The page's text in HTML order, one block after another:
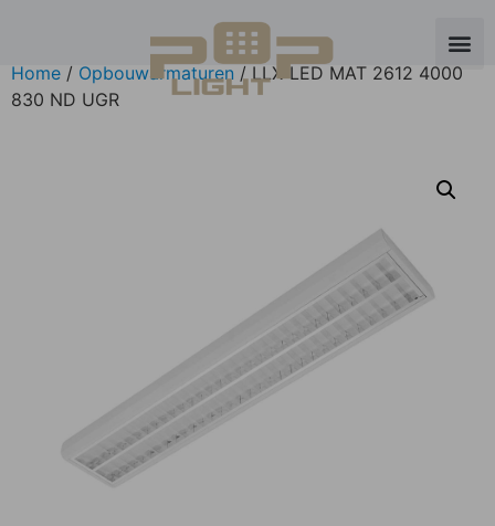
Home / Opbouwarmaturen / LLX-LED MAT 2612 4000
830 ND UGR